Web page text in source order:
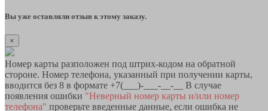
Вы уже оставляли отзыв к этому заказу.
×
Номер карты разположен под штрих-кодом на обратной
стороне. Номер телефона, указанный при получении карты,
вводится без 8 в формате +7(___)-___-__-__ В случае
появления ошибки "Неверный номер карты и/или номер
телефона" проверьте введенные данные, если ошибка не